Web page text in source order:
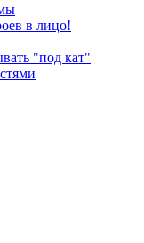
в лицо!
"под кат"